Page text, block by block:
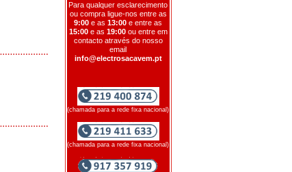
Para qualquer esclarecimento
ou compra ligue-nos entre as
9:00 e as 13:00 e entre as
15:00e as 19:00 ou entre em
contacto através do nosso
email
info@electrosacavem.pt
(chamada para a rede fixa nacional)
(chamada para a rede fixa nacional)